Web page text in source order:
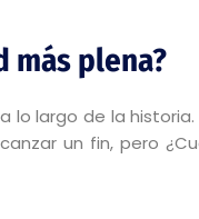
más plena?
lo largo de la
un fin, pero